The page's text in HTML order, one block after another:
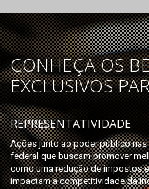
CONHEÇA OS
EXCLUSIVOS
REPRESENTATIVIDADE
Ações junto ao poder público
federal que buscam promover
como uma redução de impostos
impactam a competitividade da